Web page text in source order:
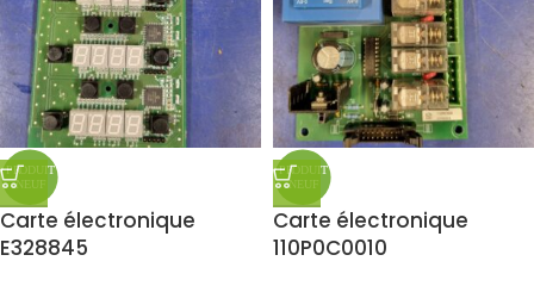
Carte électronique
E328845
Carte électronique
110P0C0010